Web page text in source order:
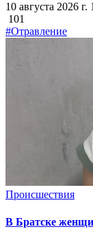
10 августа 2026 г.
101
#Отравление
Происшествия
В Братске